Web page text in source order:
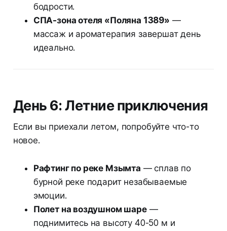
бодрости.
СПА-зона отеля «Поляна 1389» —
массаж и ароматерапия завершат день
идеально.
День 6: Летние приключения
Если вы приехали летом, попробуйте что-то
новое.
Рафтинг по реке Мзымта — сплав по
бурной реке подарит незабываемые
эмоции.
Полет на воздушном шаре—
поднимитесь на высоту 40-50 м и